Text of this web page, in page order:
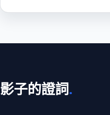
影子的證詞.